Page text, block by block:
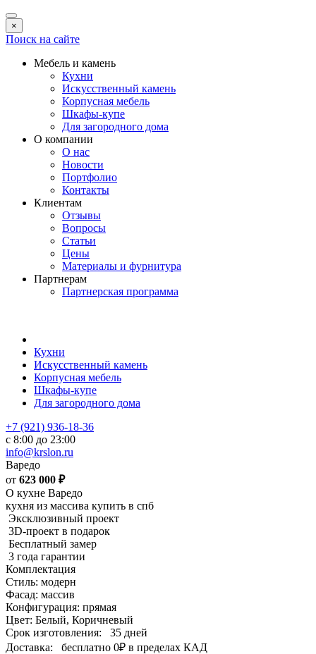
×
Поиск на сайте
Мебель и камень
Кухни
Искусственный камень
Корпусная мебель
Шкафы-купе
Для загородного дома
О компании
О нас
Новости
Портфолио
Контакты
Клиентам
Отзывы
Вопросы
Статьи
Цены
Материалы и фурнитура
Партнерам
Партнерская программа
Кухни
Искусственный камень
Корпусная мебель
Шкафы-купе
Для загородного дома
+7 (921) 936-18-36
с 8:00 до 23:00
info@krslon.ru
Варедо
от 623 000 ₽
О кухне Варедо
кухня из массива купить в спб
Эксклюзивный проект
3D-проект в подарок
Бесплатный замер
3 года гарантии
Комплектация
Стиль: модерн
Фасад: массив
Конфигурация: прямая
Цвет: Белый, Коричневый
Срок изготовления:
35 дней
Доставка:
бесплатно 0₽ в пределах КАД